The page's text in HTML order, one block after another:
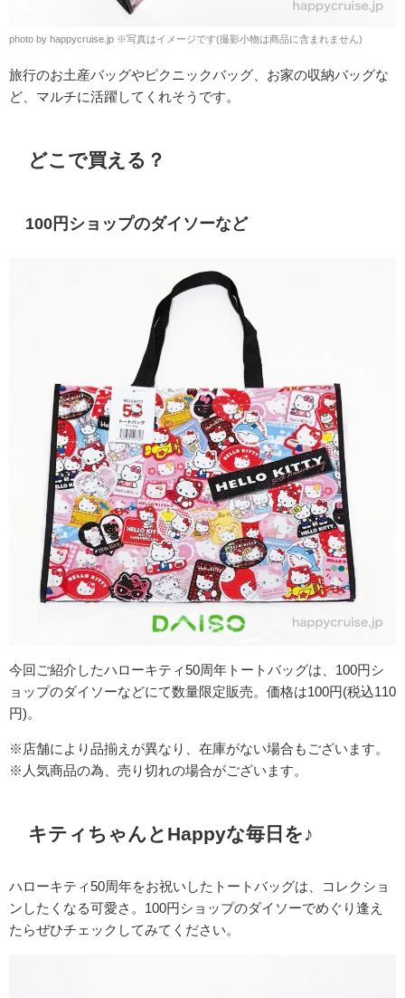
photo by happycruise.jp ※写真はイメージです(撮影小物は商品に含まれません)
旅行のお土産バッグやピクニックバッグ、お家の収納バッグな
ど、マルチに活躍してくれそうです。
どこで買える？
100円ショップのダイソーなど
今回ご紹介したハローキティ50周年トートバッグは、100円シ
ョップのダイソーなどにて数量限定販売。価格は100円(税込110
円)。
※店舗により品揃えが異なり、在庫がない場合もございます。
※人気商品の為、売り切れの場合がございます。
キティちゃんとHappyな毎日を♪
ハローキティ50周年をお祝いしたトートバッグは、コレクショ
ンしたくなる可愛さ。100円ショップのダイソーでめぐり逢え
たらぜひチェックしてみてください。